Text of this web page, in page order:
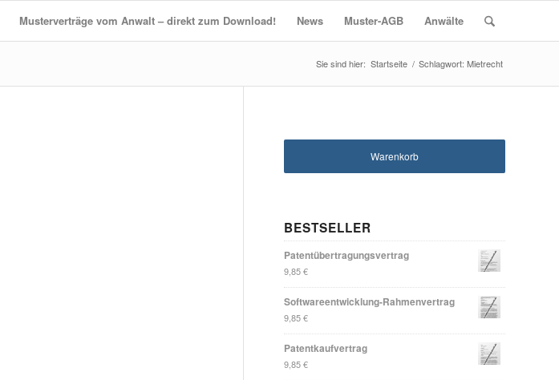
Musterverträge vom Anwalt – direkt zum Download! News Muster-AGB Anwälte
Startseite / Schlagwort: Mietrecht
Warenkorb
BESTSELLER
Patentübertragungsvertrag
9,85€
Softwareentwicklung-Rahmenvertrag
9,85€
Patentkaufvertrag
9,85€